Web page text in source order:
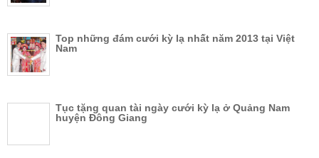
Top những đám cưới kỳ lạ nhất năm 2013 tại Việt
Nam
Tục tặng quan tài ngày cưới kỳ lạ ở Quảng Nam
huyện Đông Giang